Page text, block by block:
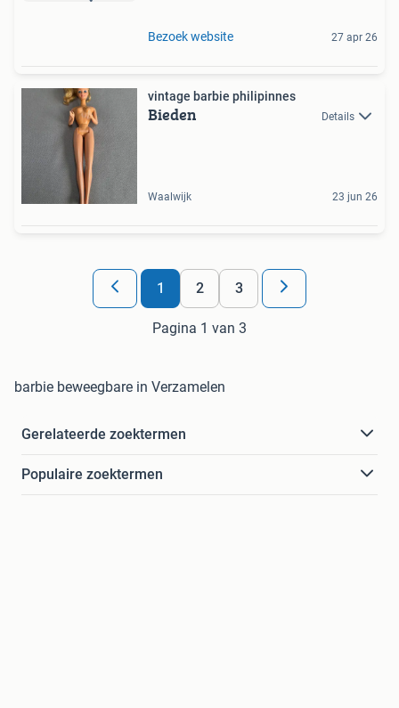
Bezoek website 27 apr 26
vintage barbie philipinnes
Bieden Details
Waalwijk 23 jun 26
1 2 3
Pagina 1 van 3
barbie beweegbare in Verzamelen
Gerelateerde zoektermen
Populaire zoektermen